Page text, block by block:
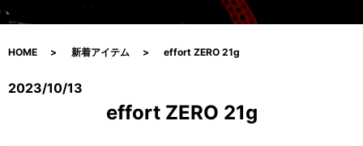
HOME 新着アイテム effort ZERO 21g
2023/10/13
effort ZERO 21g